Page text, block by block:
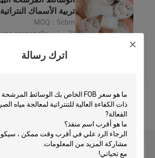
اترك رسالة
وسائل المرشحات البلاستيكية
وسائل المرشح العائمة
الوسائط المرشحة K1
مفاعل الفيلم الحيوي
تربية الأسماك النتراتية
MOQ：5cbm
الأسعار：discuss personally
افضل سعر
عرض المزيد
اترك رسالة